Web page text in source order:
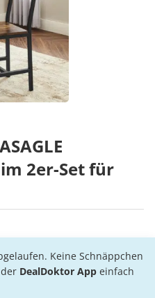
2er-Set für
Keine Schnäppchen
DealDoktor App einfach